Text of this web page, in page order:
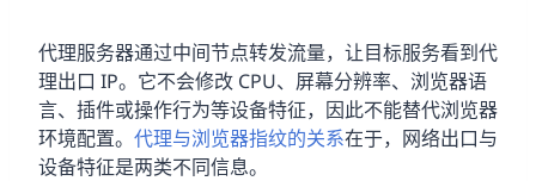
代理服务器通过中间节点转发流量，让目标服务看到代
理出口 IP。它不会修改 CPU、屏幕分辨率、浏览器语
言、插件或操作行为等设备特征，因此不能替代浏览器
环境配置。 代理与浏览器指纹的关系在于，网络出口与
设备特征是两类不同信息。